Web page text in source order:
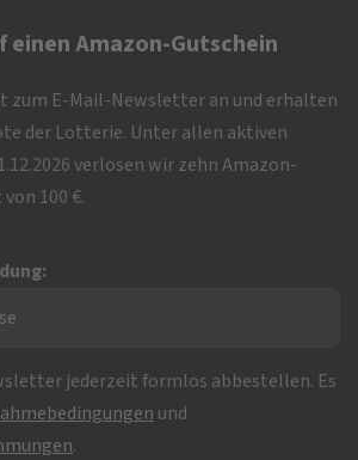
einen Amazon-Gutschein
zum E-Mail-Newsletter an und erhalten
der Lotterie. Unter allen aktiven
verlosen wir zehn Amazon-
100 €.
jederzeit formlos abbestellen. Es
und
.